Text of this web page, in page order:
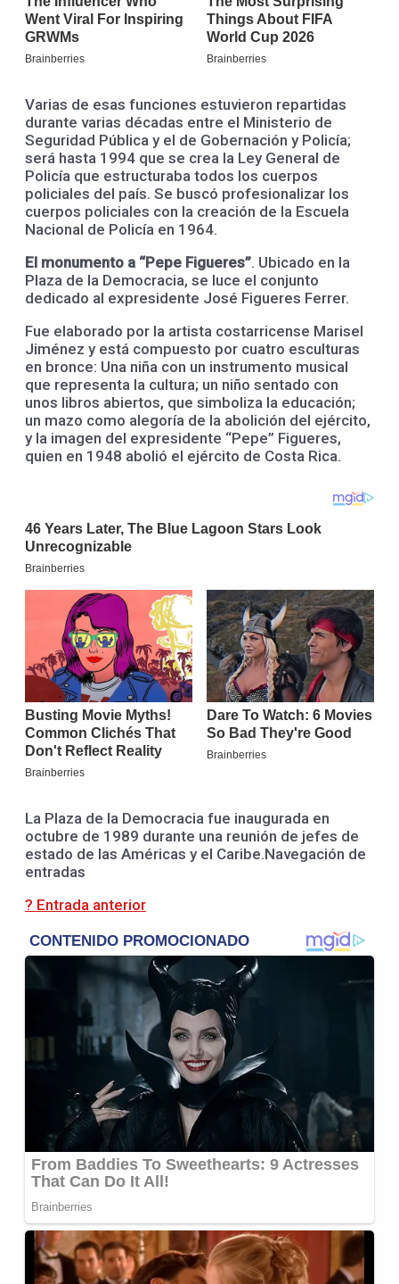
Varias de esas funciones estuvieron repartidas
durante varias décadas entre el Ministerio de
Seguridad Pública y el de Gobernación y Policía;
será hasta 1994 que se crea la Ley General de
Policía que estructuraba todos los cuerpos
policiales del país. Se buscó profesionalizar los
cuerpos policiales con la creación de la Escuela
Nacional de Policía en 1964.
El monumento a “Pepe Figueres”. Ubicado en la
Plaza de la Democracia, se luce el conjunto
dedicado al expresidente José Figueres Ferrer.
Fue elaborado por la artista costarricense Marisel
Jiménez y está compuesto por cuatro esculturas
en bronce: Una niña con un instrumento musical
que representa la cultura; un niño sentado con
unos libros abiertos, que simboliza la educación;
un mazo como alegoría de la abolición del ejército,
y la imagen del expresidente “Pepe” Figueres,
quien en 1948 abolió el ejército de Costa Rica.
La Plaza de la Democracia fue inaugurada en
octubre de 1989 durante una reunión de jefes de
estado de las Américas y el Caribe.Navegación de
entradas
? Entrada anterior